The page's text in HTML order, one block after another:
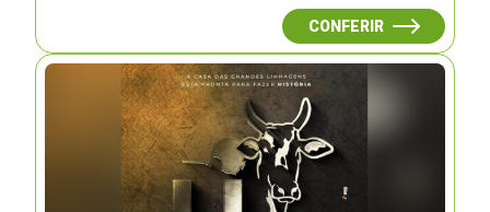
CONFERIR